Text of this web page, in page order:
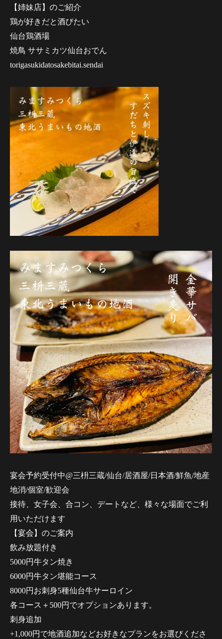
【姉妹店】のご紹介
鶏が好きだと酒びたい
仙台鶏酒場
焼鳥 ササミカツ仙台おでん
torigasukidatosakebitai.sendai
宴会予約受付中@三枡三蔵/仙台/居酒屋/日本酒/鮮魚/地産
地消/個室/歓迎会
接待、女子会、合コン、デートなど、様々な場面でご利
用いただけます
【宴会】のご案内
飲み放題付き
5000円牛タン焼き
6000円牛タン堪能コース
8000円お刺身5種仙台牛サーロイン
各コース＋500円でオプションあります。
刺身追加
+1,000円で地酒追加などお好きなプランをお選びくださ